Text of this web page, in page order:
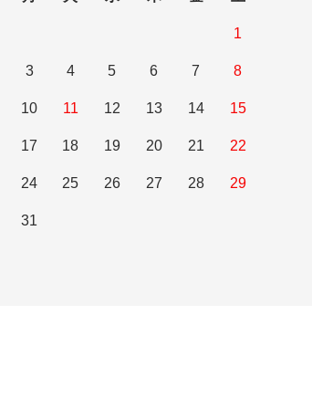
1
3 4 5 6 7 8
10 11 12 13 14 15
17 18 19 20 21 22
24 25 26 27 28 29
31